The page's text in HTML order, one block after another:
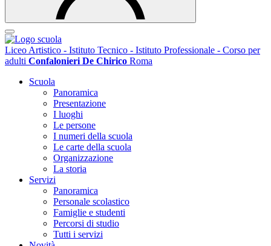
Liceo Artistico - Istituto Tecnico - Istituto Professionale - Corso per
adulti Confalonieri De Chirico Roma
Scuola
Panoramica
Presentazione
I luoghi
Le persone
I numeri della scuola
Le carte della scuola
Organizzazione
La storia
Servizi
Panoramica
Personale scolastico
Famiglie e studenti
Percorsi di studio
Tutti i servizi